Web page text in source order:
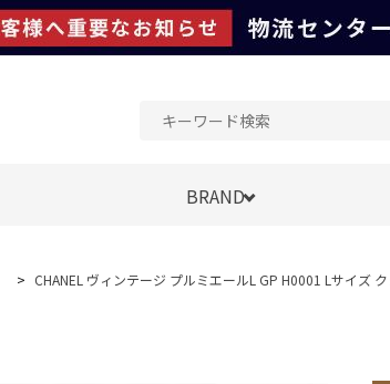
BRAND
> CHANEL ヴィンテージ プルミエールL GP H0001 Lサイズ